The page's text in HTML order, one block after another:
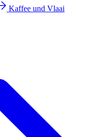
Kaffee und Vlaai